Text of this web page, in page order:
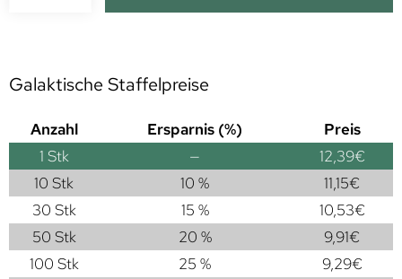
Galaktische Staffelpreise
Anzahl Ersparnis (%)
Preis
1 Stk — 12,39€
10 Stk
10 % 11,15€
30 Stk
15 % 10,53€
50 Stk
20 % 9,91€
100 Stk
25 % 9,29€